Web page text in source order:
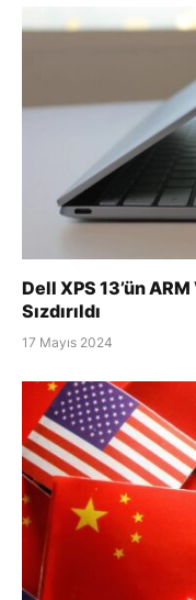
Dell XPS 13’ün
Sızdırıldı
17 Mayıs 2024